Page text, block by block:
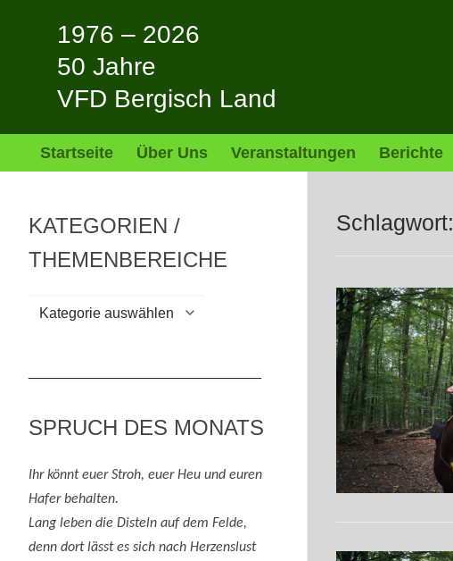
1976 – 2026
50 Jahre
VFD Bergisch Land
Startseite Über Uns Veranstaltungen Berichte
Schlagwort:
KATEGORIEN /
THEMENBEREICHE
Kategorien
SPRUCH DES MONATS
Ihr könnt euer Stroh, euer Heu und euren
Hafer behalten.
Lang leben die Disteln auf dem Felde,
denn dort lässt es sich nach Herzenslust